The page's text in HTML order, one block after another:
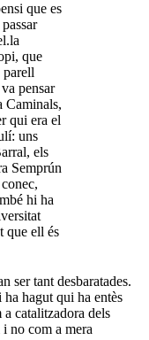
que es
que
parell
pensar
Caminals,
qui era el
uns
els
Semprún
hi ha
que ell és
ser tant desbaratades.
hagut qui ha entès
catalitzadora dels
no com a mera